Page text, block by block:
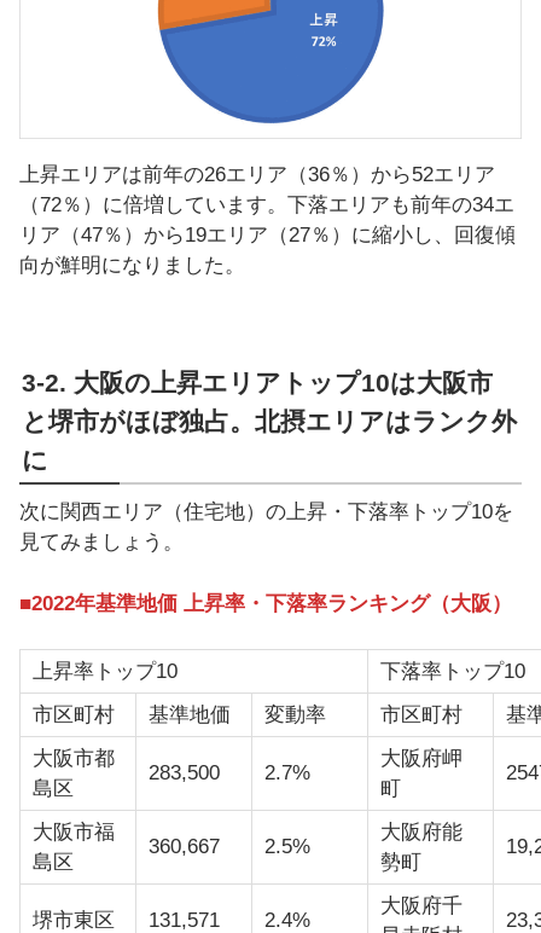
上昇エリアは前年の26エリア（36％）から52エリア
（72％）に倍増しています。下落エリアも前年の34エ
リア（47％）から19エリア（27％）に縮小し、回復傾
向が鮮明になりました。
3-2. 大阪の上昇エリアトップ10は大阪市
と堺市がほぼ独占。北摂エリアはランク外
に
次に関西エリア（住宅地）の上昇・下落率トップ10を
見てみましょう。
■2022年基準地価 上昇率・下落率ランキング（大阪）
上昇率トップ10
下落率トップ10
市区町村
基準地価 変動率 市区町村
基
大阪市都
島区
283,500 2.7%
大阪府岬
町
大阪市福
島区
360,667 2.5%
大阪府能
勢町
堺市東区 131,571 2.4%
大阪府千